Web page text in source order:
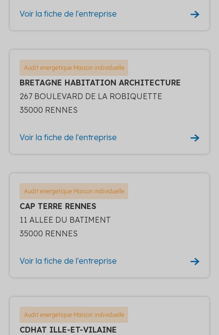
Voir la fiche de l'entreprise
Audit energetique Maison individuelle
BRETAGNE HABITATION ARCHITECTURE
267 BOULEVARD DE LA ROBIQUETTE
35000 RENNES
Voir la fiche de l'entreprise
Audit energetique Maison individuelle
CAP TERRE RENNES
11 ALLEE DU BATIMENT
35000 RENNES
Voir la fiche de l'entreprise
Audit energetique Maison individuelle
CDHAT ILLE-ET-VILAINE